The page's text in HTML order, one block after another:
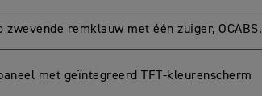
remklauw met één zuiger, OCABS.
met geïntegreerd TFT-kleurenscherm